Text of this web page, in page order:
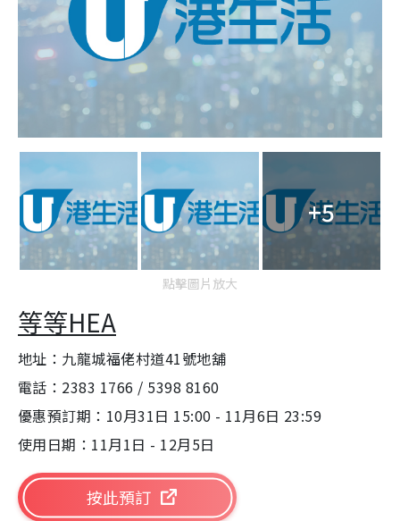
+5
點擊圖片放大
等等HEA
地址：九龍城福佬村道41號地舖
電話：2383 1766 / 5398 8160
優惠預訂期：10月31日 15:00 - 11月6日 23:59
使用日期：11月1日 - 12月5日
按此預訂